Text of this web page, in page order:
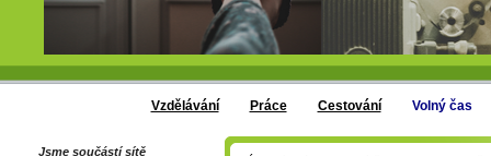
Vzdělávání Práce Cestování Volný čas
Jsme součástí sítě